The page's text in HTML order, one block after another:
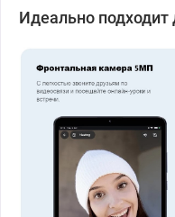
Идеально подходит